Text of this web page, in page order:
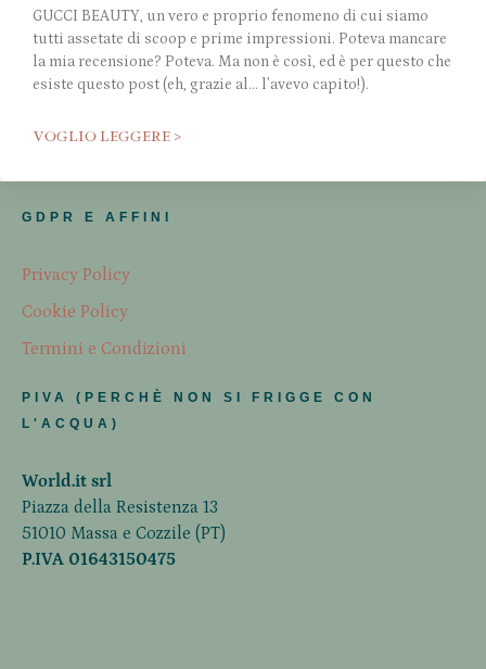
GUCCI BEAUTY, un vero e proprio fenomeno di cui siamo
tutti assetate di scoop e prime impressioni. Poteva mancare
la mia recensione? Poteva. Ma non è così, ed è per questo che
esiste questo post (eh, grazie al… l’avevo capito!).
VOGLIO LEGGERE >
GDPR E AFFINI
Privacy Policy
Cookie Policy
Termini e Condizioni
PIVA (PERCHÈ NON SI FRIGGE CON
L'ACQUA)
World.it srl
Piazza della Resistenza 13
51010 Massa e Cozzile (PT)
P.IVA 01643150475